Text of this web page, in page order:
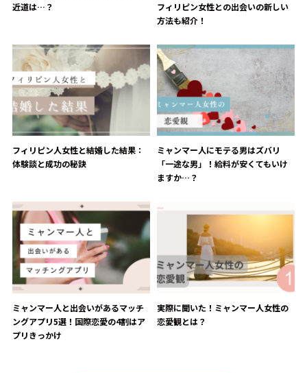
近道は…？
フィリピン女性との出会いの新しい
方法も紹介！
フィリピン人女性と結婚した結果：
体験談と成功の秘訣
ミャンマー人にモテる男はズバリ
「一途な男」！給料が安くてもいけ
ますか…？
ミャンマー人と出会いがあるマッチ
ングアプリ5選！国際恋愛の4割はア
プリきっかけ
実際に聞いた！ミャンマー人女性の
恋愛観とは？